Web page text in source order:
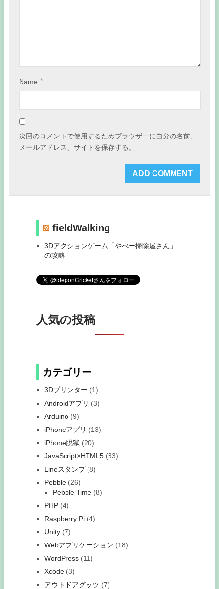
Name:*
次回のコメントで使用するためブラウザーに自分の名前、
メールアドレス、サイトを保存する。
fieldWalking
3Dアクションゲーム「やべー掃除屋さん」
の攻略
人気の投稿
カテゴリー
3Dプリンター (1)
Androidアプリ (3)
Arduino(9)
iPhoneアプリ (13)
iPhone脱獄 (20)
JavaScript×HTML5(33)
Lineスタンプ(8)
Pebble(26)
Pebble Time(8)
PHP(4)
Raspberry Pi(4)
Unity(7)
Webアプリケーション (18)
WordPress(11)
Xcode(3)
アウトドアグッツ (7)